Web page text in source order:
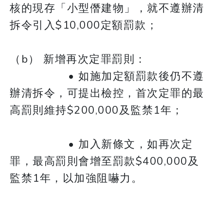
核的現存「小型僭建物」，就不遵辦清
拆令引入$10,000定額罰款；
​​​​​​（b） 新增再次定罪罰則：
• 如施加定額罰款後仍不遵
辦清拆令，可提出檢控，首次定罪的最
高罰則維持$200,000及監禁1年；
• 加入新條文，如再次定
罪，最高罰則會增至罰款$400,000及
監禁1年，以加強阻嚇力。